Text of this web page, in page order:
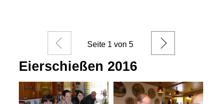
Zurück
Seite 1 von 5
Eierschießen 2016